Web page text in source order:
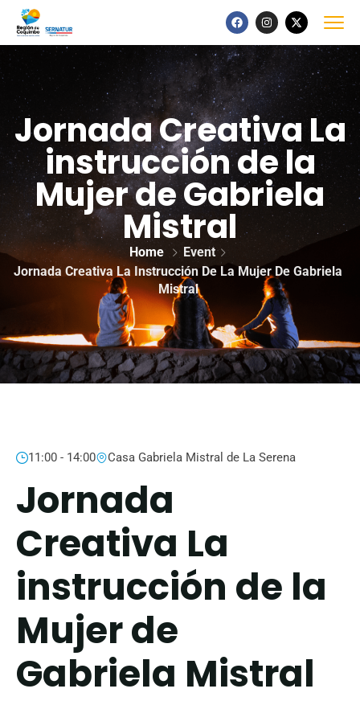
Jornada Creativa La
instrucción de la
Mujer de Gabriela
Mistral
Home
Event
Jornada Creativa La Instrucción De La Mujer De Gabriela
Mistral
11:00 - 14:00 Casa Gabriela Mistral de La Serena
Jornada
Creativa La
instrucción de la
Mujer de
Gabriela Mistral